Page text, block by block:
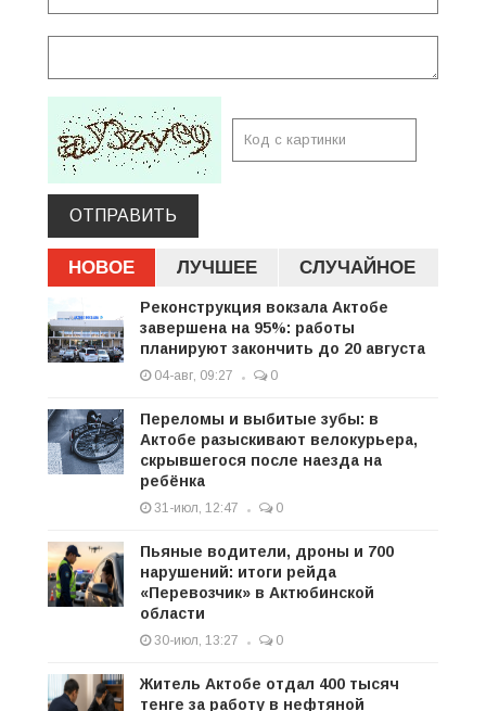
ОТПРАВИТЬ
НОВОЕ ЛУЧШЕЕ СЛУЧАЙНОЕ
Реконструкция вокзала Актобе
завершена на 95%: работы
планируют закончить до 20 августа
04-авг, 09:27 0
Переломы и выбитые зубы: в
Актобе разыскивают велокурьера,
скрывшегося после наезда на
ребёнка
31-июл, 12:47 0
Пьяные водители, дроны и 700
нарушений: итоги рейда
«Перевозчик» в Актюбинской
области
30-июл, 13:27 0
Житель Актобе отдал 400 тысяч
тенге за работу в нефтяной